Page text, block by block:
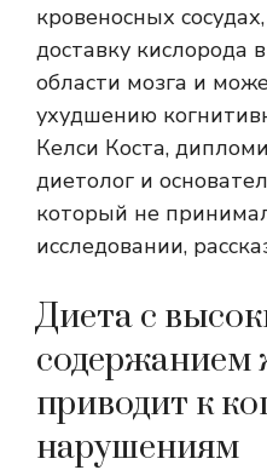
кровеносных
доставку кислорода
области мозга и
ухудшению
Келси Коста,
диетолог и
который не
исследовании,
Диета с
содержанием
приводит к
нарушениям